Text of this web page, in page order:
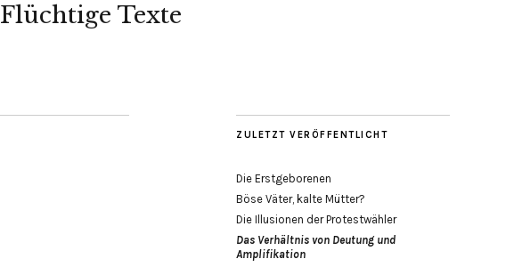
Flüchtige Texte
ZULETZT VERÖFFENTLICHT
Die Erstgeborenen
Böse Väter, kalte Mütter?
Die Illusionen der Protestwähler
Das Verhältnis von Deutung und
Amplifikation